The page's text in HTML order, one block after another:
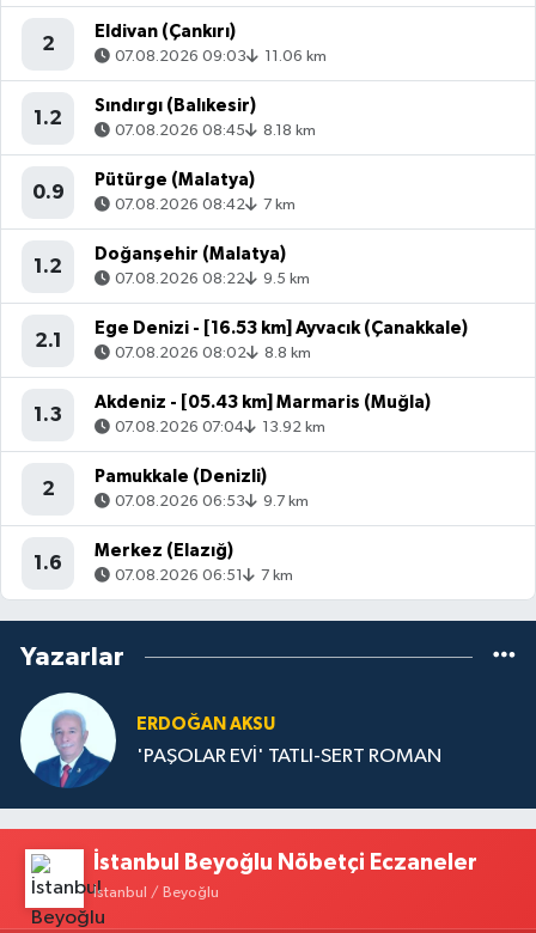
2
Eldivan (Çankırı)
07.08.2026 09:03 11.06 km
1.2
Sındırgı (Balıkesir)
07.08.2026 08:45 8.18 km
0.9
Pütürge (Malatya)
07.08.2026 08:42 7 km
1.2
Doğanşehir (Malatya)
07.08.2026 08:22 9.5 km
2.1
Ege Denizi - [16.53 km] Ayvacık (Çanakkale)
07.08.2026 08:02 8.8 km
1.3
Akdeniz - [05.43 km] Marmaris (Muğla)
07.08.2026 07:04 13.92 km
2
Pamukkale (Denizli)
07.08.2026 06:53 9.7 km
1.6
Merkez (Elazığ)
07.08.2026 06:51 7 km
Yazarlar
ERDOĞAN AKSU
'PAŞOLAR EVİ' TATLI-SERT ROMAN
İstanbul Beyoğlu Nöbetçi Eczaneler
İstanbul / Beyoğlu